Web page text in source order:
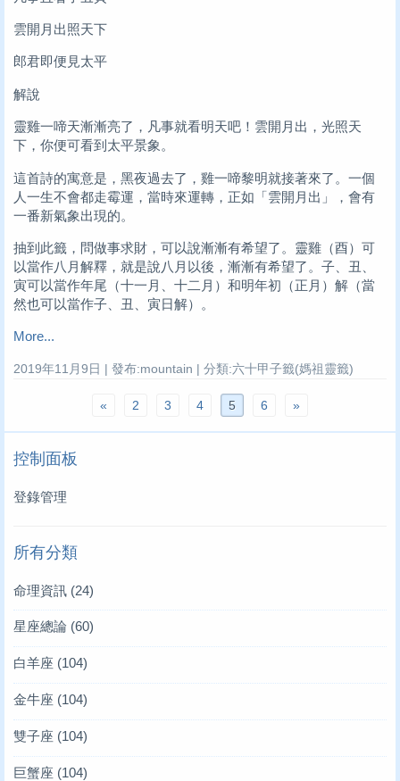
雲開月出照天下
郎君即便見太平
解說
靈雞一啼天漸漸亮了，凡事就看明天吧！雲開月出，光照天
下，你便可看到太平景象。
這首詩的寓意是，黑夜過去了，雞一啼黎明就接著來了。一個
人一生不會都走霉運，當時來運轉，正如「雲開月出」，會有
一番新氣象出現的。
抽到此籤，問做事求財，可以說漸漸有希望了。靈雞（酉）可
以當作八月解釋，就是說八月以後，漸漸有希望了。子、丑、
寅可以當作年尾（十一月、十二月）和明年初（正月）解（當
然也可以當作子、丑、寅日解）。
More...
2019年11月9日 | 發布:mountain | 分類:六十甲子籤(媽祖靈籤)
« 2 3 4 5 6 »
控制面板
登錄管理
所有分類
命理資訊 (24)
星座總論 (60)
白羊座 (104)
金牛座 (104)
雙子座 (104)
巨蟹座 (104)